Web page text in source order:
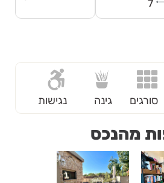
7
סורגים גינה נגישות
מהנכס